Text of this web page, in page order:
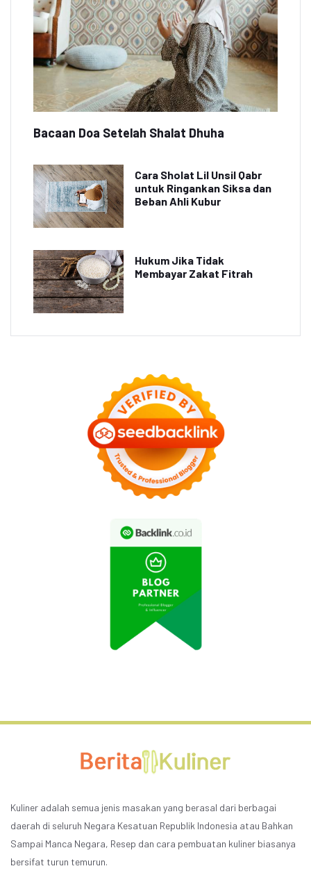
Bacaan Doa Setelah Shalat Dhuha
Cara Sholat Lil Unsil Qabr
untuk Ringankan Siksa dan
Beban Ahli Kubur
Hukum Jika Tidak
Membayar Zakat Fitrah
Kuliner adalah semua jenis masakan yang berasal dari berbagai
daerah di seluruh Negara Kesatuan Republik Indonesia atau Bahkan
Sampai Manca Negara, Resep dan cara pembuatan kuliner biasanya
bersifat turun temurun.